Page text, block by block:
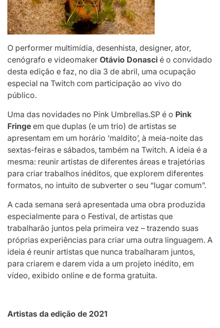
O performer multimídia, desenhista, designer, ator,
cenógrafo e videomaker Otávio Donasci é o convidado
desta edição e faz, no dia 3 de abril, uma ocupação
especial na Twitch com participação ao vivo do
público.
Uma das novidades no Pink Umbrellas.SP é o Pink
Fringe em que duplas (e um trio) de artistas se
apresentam em um horário ‘maldito’, à meia-noite das
sextas-feiras e sábados, também na Twitch. A ideia é a
mesma: reunir artistas de diferentes áreas e trajetórias
para criar trabalhos inéditos, que explorem diferentes
formatos, no intuito de subverter o seu “lugar comum”.
A cada semana será apresentada uma obra produzida
especialmente para o Festival, de artistas que
trabalharão juntos pela primeira vez – trazendo suas
próprias experiências para criar uma outra linguagem. A
ideia é reunir artistas que nunca trabalharam juntos,
para criarem e darem vida a um projeto inédito, em
vídeo, exibido online e de forma gratuita.
Artistas da edição de 2021